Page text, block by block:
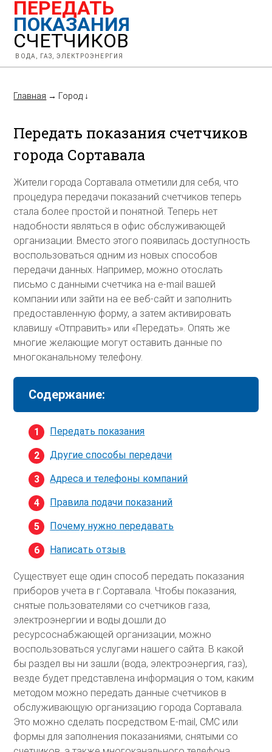
ПЕРЕДАТЬ
ПОКАЗАНИЯ
СЧЕТЧИКОВ
ВОДА, ГАЗ, ЭЛЕКТРОЭНЕРГИЯ
Главная → Город ↓
Передать показания счетчиков
города Сортавала
Жители города Сортавала отметили для себя, что
процедура передачи показаний счетчиков теперь
стала более простой и понятной. Теперь нет
надобности являться в офис обслуживающей
организации. Вместо этого появилась доступность
воспользоваться одним из новых способов
передачи данных. Например, можно отослать
письмо с данными счетчика на e-mail вашей
компании или зайти на ее веб-сайт и заполнить
предоставленную форму, а затем активировать
клавишу «Отправить» или «Передать». Опять же
многие желающие могут оставить данные по
многоканальному телефону.
Содержание:
Передать показания
Другие способы передачи
Адреса и телефоны компаний
Правила подачи показаний
Почему нужно передавать
Написать отзыв
Существует еще один способ передать показания
приборов учета в г.Сортавала. Чтобы показания,
снятые пользователями со счетчиков газа,
электроэнергии и воды дошли до
ресурсоснабжающей организации, можно
воспользоваться услугами нашего сайта. В какой
бы раздел вы ни зашли (вода, электроэнергия, газ),
везде будет представлена информация о том, каким
методом можно передать данные счетчиков в
обслуживающую организацию города Сортавала.
Это можно сделать посредством E-mail, СМС или
формы для заполнения показаниями, снятыми со